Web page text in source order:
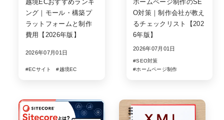
越境ECおすすめランキ
ング｜モール・構築プ
ラットフォームと制作
費用【2026年版】
2026年07月01日
#ECサイト #越境EC
ホームページ制作のSE
O対策｜制作会社が教え
るチェックリスト【202
6年版】
2026年07月01日
#SEO対策
#ホームページ制作